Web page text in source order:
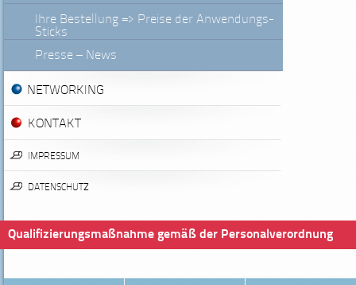
Ihre Bestellung => Preise der Anwendungs-
Sticks
Presse – News
NETWORKING
KONTAKT
IMPRESSUM
DATENSCHUTZ
Qualifizierungsmaßnahme gemäß der Personalverordnung